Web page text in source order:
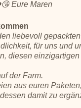
Eure Maren
liebevoll
für uns und
diesen einzigartigen
der Farm.
aus euren
damit zu